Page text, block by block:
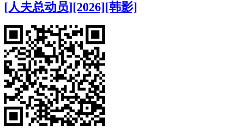
[人夫总动员][2026][韩影]